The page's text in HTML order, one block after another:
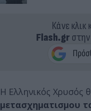
Κάνε κλικ
Flash.gr
Η Ελληνικός Χρυσός
μετασχηματισμου